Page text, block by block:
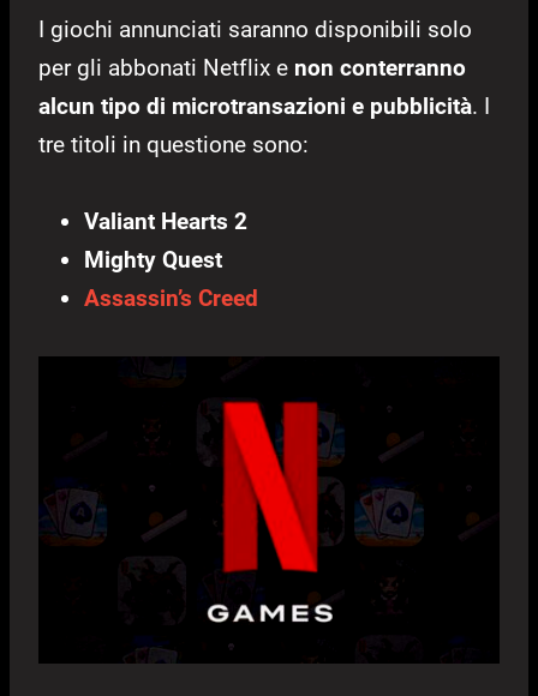
I giochi annunciati saranno disponibili solo
per gli abbonati Netflix e non conterranno
alcun tipo di microtransazioni e pubblicità. I
tre titoli in questione sono:
Valiant Hearts 2
Mighty Quest
Assassin’s Creed